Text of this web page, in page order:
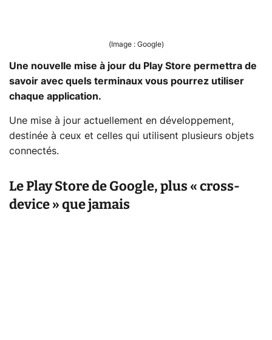
(Image : Google)
Une nouvelle mise à jour du Play Store permettra de
savoir avec quels terminaux vous pourrez utiliser
chaque application.
Une mise à jour actuellement en développement,
destinée à ceux et celles qui utilisent plusieurs objets
connectés.
Le Play Store de Google, plus « cross-
device » que jamais